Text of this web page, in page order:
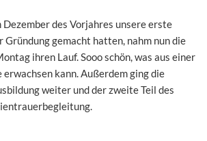
Dezember des Vorjahres unsere erste
Gründung gemacht hatten, nahm nun die
ihren Lauf. Sooo schön, was aus einer
erwachsen kann. Außerdem ging die
weiter und der zweite Teil des